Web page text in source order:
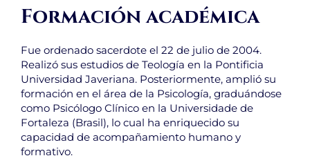
Formación académica
Fue ordenado sacerdote el 22 de julio de 2004.
Realizó sus estudios de Teología en la Pontificia
Universidad Javeriana. Posteriormente, amplió su
formación en el área de la Psicología, graduándose
como Psicólogo Clínico en la Universidade de
Fortaleza (Brasil), lo cual ha enriquecido su
capacidad de acompañamiento humano y
formativo.